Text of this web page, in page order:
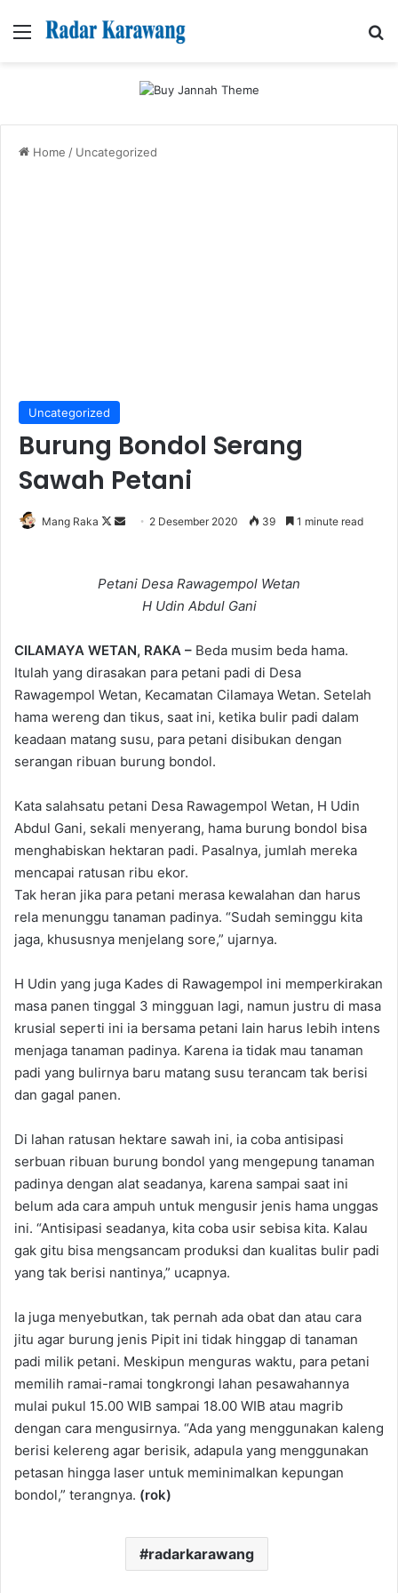
Menu
Home / Uncategorized
Uncategorized
Burung Bondol Serang
Sawah Petani
Mang Raka
Follow
Send 2 Desember 2020 39 1 minute read
Petani Desa Rawagempol Wetan
H Udin Abdul Gani
CILAMAYA WETAN, RAKA – Beda musim beda hama.
Itulah yang dirasakan para petani padi di Desa
Rawagempol Wetan, Kecamatan Cilamaya Wetan. Setelah
hama wereng dan tikus, saat ini, ketika bulir padi dalam
keadaan matang susu, para petani disibukan dengan
serangan ribuan burung bondol.
Kata salahsatu petani Desa Rawagempol Wetan, H Udin
Abdul Gani, sekali menyerang, hama burung bondol bisa
menghabiskan hektaran padi. Pasalnya, jumlah mereka
mencapai ratusan ribu ekor.
Tak heran jika para petani merasa kewalahan dan harus
rela menunggu tanaman padinya. “Sudah seminggu kita
jaga, khususnya menjelang sore,” ujarnya.
H Udin yang juga Kades di Rawagempol ini memperkirakan
masa panen tinggal 3 mingguan lagi, namun justru di masa
krusial seperti ini ia bersama petani lain harus lebih intens
menjaga tanaman padinya. Karena ia tidak mau tanaman
padi yang bulirnya baru matang susu terancam tak berisi
dan gagal panen.
Di lahan ratusan hektare sawah ini, ia coba antisipasi
serbuan ribuan burung bondol yang mengepung tanaman
padinya dengan alat seadanya, karena sampai saat ini
belum ada cara ampuh untuk mengusir jenis hama unggas
ini. “Antisipasi seadanya, kita coba usir sebisa kita. Kalau
gak gitu bisa mengsancam produksi dan kualitas bulir padi
yang tak berisi nantinya,” ucapnya.
Ia juga menyebutkan, tak pernah ada obat dan atau cara
jitu agar burung jenis Pipit ini tidak hinggap di tanaman
padi milik petani. Meskipun menguras waktu, para petani
memilih ramai-ramai tongkrongi lahan pesawahannya
mulai pukul 15.00 WIB sampai 18.00 WIB atau magrib
dengan cara mengusirnya. “Ada yang menggunakan kaleng
berisi kelereng agar berisik, adapula yang menggunakan
petasan hingga laser untuk meminimalkan kepungan
bondol,” terangnya. (rok)
radarkarawang